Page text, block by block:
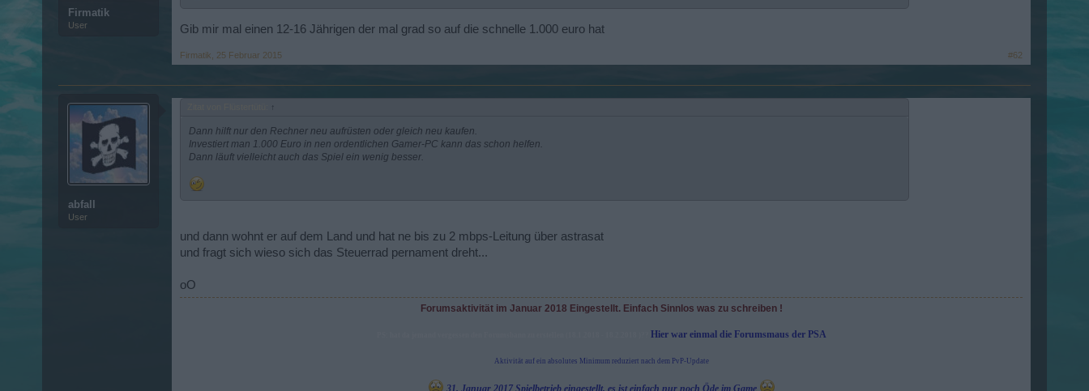
Firmatik
User Gib mir mal einen 12-16 Jährigen der mal grad so auf die schnelle 1.000 euro hat
Firmatik 25 Februar 2015 #62
abfall
User
↑
Dann hilft nur den Rechner neu aufrüsten oder gleich neu kaufen.
Investiert man 1.000 Euro in nen ordentlichen Gamer-PC kann das schon helfen.
Dann läuft vielleicht auch das Spiel ein wenig besser.
und dann wohnt er auf dem Land und hat ne bis zu 2 mbps-Leitung über astrasat
und fragt sich wieso sich das Steuerrad pernament dreht...
oO
Forumsaktivität im Januar 2018 Eingestellt. Einfach Sinnlos was zu schreiben !
Hier war einmal die Forumsmaus der PSA
Aktivität auf ein absolutes Minimum reduziert nach dem PvP-Update